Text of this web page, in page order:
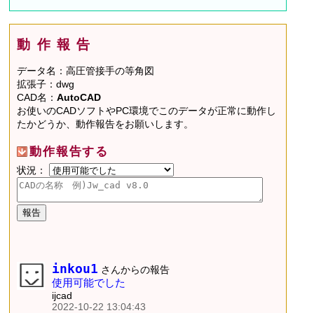
動作報告
データ名：高圧管接手の等角図
拡張子：dwg
CAD名：AutoCAD
お使いのCADソフトやPC環境でこのデータが正常に動作し
たかどうか、動作報告をお願いします。
動作報告する
状況：
inkou1 さんからの報告
使用可能でした
ijcad
2022-10-22 13:04:43